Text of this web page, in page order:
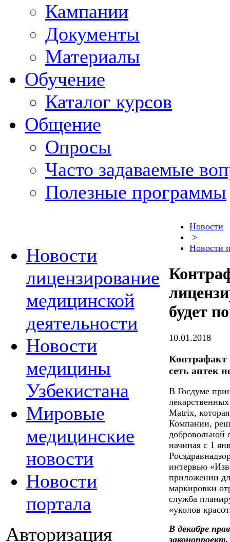
Кампании
Документы
Материалы
Обучение
Каталог курсов
Общение
Опросы
Часто задаваемые
Полезные программы
Новости
лицензирование
медицинской
деятельности
Новости
медицины
Узбекистана
Мировые
медицинские
новости
Новости
портала
Авторизация
Новости
>
Новости
будет
10.01.2018
Контрафакт
сеть аптек
В Госдуме
Matrix,
Компании,
добровольной
начиная с 1
интервью
приложении
маркировки
служба
«уколов
В декабре